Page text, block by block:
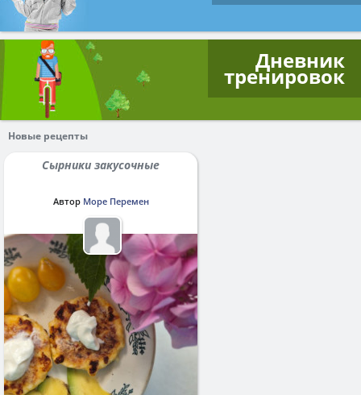
Дневник
тренировок
Новые рецепты
Сырники закусочные
Автор Море Перемен